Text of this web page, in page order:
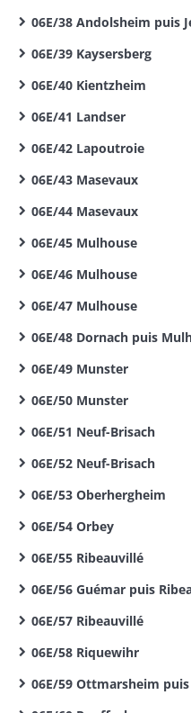
06E/38 Andolsheim puis
06E/39 Kaysersberg
06E/40 Kientzheim
06E/41 Landser
06E/42 Lapoutroie
06E/43 Masevaux
06E/44 Masevaux
06E/45 Mulhouse
06E/46 Mulhouse
06E/47 Mulhouse
06E/48 Dornach puis
06E/49 Munster
06E/50 Munster
06E/51 Neuf-Brisach
06E/52 Neuf-Brisach
06E/53 Oberhergheim
06E/54 Orbey
06E/55 Ribeauvillé
06E/56 Guémar puis
06E/57 Ribeauvillé
06E/58 Riquewihr
06E/59 Ottmarsheim